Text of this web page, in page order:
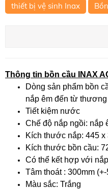
thiết bị vệ sinh Inax
Thông tin bồn cầu INAX
Dòng sản phẩm bồn
nắp êm đến từ
Tiết kiệm nước
Chế độ nắp ngồi: nắp
Kích thước nắp: 445 x
Kích thước bồn cầu:
Có thể kết hợp với
Tâm thoát : 300mm (+-
Màu sắc: Trắng